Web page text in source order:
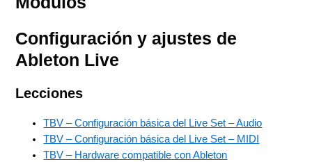
Configuración y ajustes de
Ableton Live
Lecciones
TBV – Configuración básica del Live Set – Audio
TBV – Configuración básica del Live Set – MIDI
TBV – Hardware compatible con Ableton